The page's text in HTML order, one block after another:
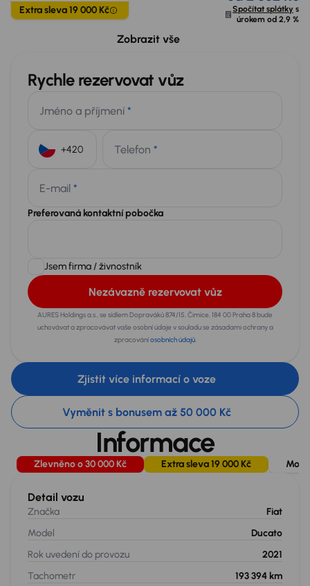
Extra sleva 19 000 Kč Spočítat splátky s
úrokem od 2,9 %
Zobrazit vše
Rychle rezervovat vůz
Jméno a příjmení *
Telefon *
E-mail *
Preferovaná kontaktní pobočka
Jsem firma / živnostník
Nezávazně rezervovat vůz
AURES Holdings a.s., se sídlem Dopraváků 874/15, Čimice, 184 00 Praha 8 bude
uchovávat a zpracovávat vaše osobní údaje v souladu se zásadami ochrany a
zpracováníosobních údajů.
Zjistit více informací o voze
Vyměnit s bonusem až 50 000 Kč
Informace
Zlevněno o 30 000 Kč Extra sleva 19 000 Kč
Detail vozu
Značka
Fiat
Model
Ducato
Rok uvedení do provozu
2021
Tachometr
193 394 km